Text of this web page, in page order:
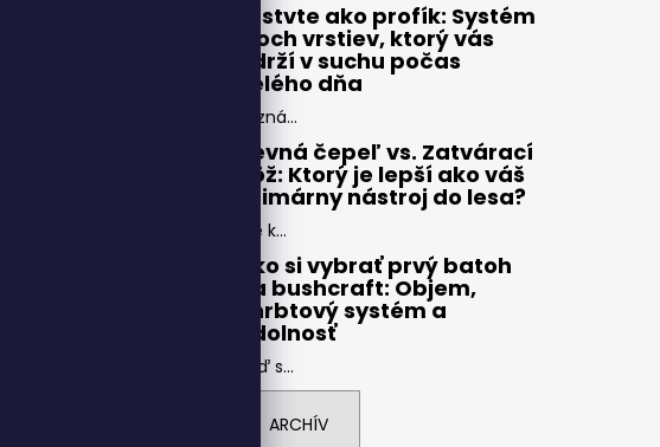
Vrstvte ako profík: Systém
troch vrstiev, ktorý vás
udrží v suchu počas
celého dňa
Pozná...
Pevná čepeľ vs. Zatvárací
nôž: Ktorý je lepší ako váš
primárny nástroj do lesa?
Pre k...
Ako si vybrať prvý batoh
na bushcraft: Objem,
chrbtový systém a
odolnosť
Keď s...
ARCHÍV